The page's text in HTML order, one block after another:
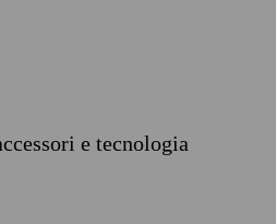
e tecnologia